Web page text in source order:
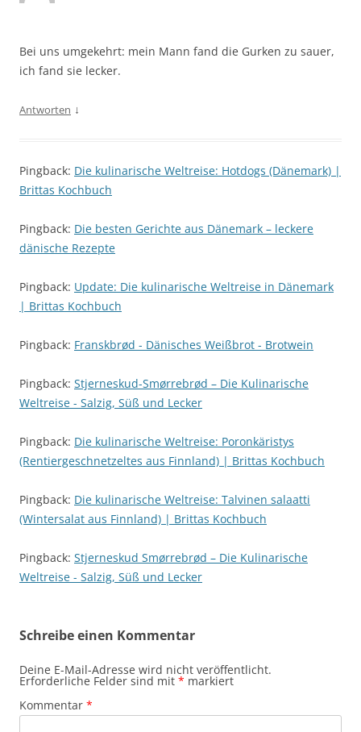
Bei uns umgekehrt: mein Mann fand die Gurken zu sauer,
ich fand sie lecker.
Antworten ↓
Pingback: Die kulinarische Weltreise: Hotdogs (Dänemark) |
Brittas Kochbuch
Pingback: Die besten Gerichte aus Dänemark – leckere
dänische Rezepte
Pingback: Update: Die kulinarische Weltreise in Dänemark
| Brittas Kochbuch
Pingback: Franskbrød - Dänisches Weißbrot - Brotwein
Pingback: Stjerneskud-Smørrebrød – Die Kulinarische
Weltreise - Salzig, Süß und Lecker
Pingback: Die kulinarische Weltreise: Poronkäristys
(Rentiergeschnetzeltes aus Finnland) | Brittas Kochbuch
Pingback: Die kulinarische Weltreise: Talvinen salaatti
(Wintersalat aus Finnland) | Brittas Kochbuch
Pingback: Stjerneskud Smørrebrød – Die Kulinarische
Weltreise - Salzig, Süß und Lecker
Schreibe einen Kommentar
Deine E-Mail-Adresse wird nicht veröffentlicht.
Erforderliche Felder sind mit * markiert
Kommentar *